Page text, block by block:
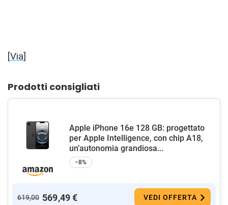
[Via]
Prodotti consigliati
Apple iPhone 16e 128 GB: progettato
per Apple Intelligence, con chip A18,
un’autonomia grandiosa...
−8%
619,00 569,49 € VEDI OFFERTA